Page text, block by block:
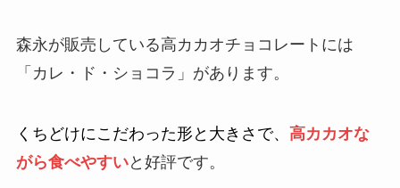
森永が販売している高カカオチョコレートには
「カレ・ド・ショコラ」があります。
くちどけにこだわった形と大きさで、 高カカオな
がら食べやすいと好評です。